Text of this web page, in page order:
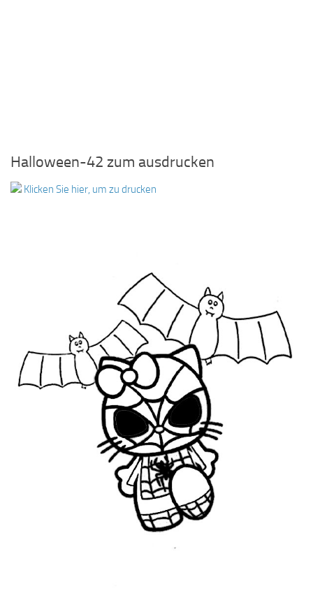
Halloween-42 zum ausdrucken
Klicken Sie hier, um zu drucken